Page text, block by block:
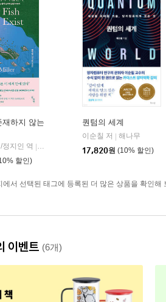
재하지 않는
정지인 역 |
할인)
퀀텀의 세계
이순칠 저 | 해나무
17,820원 (10% 할인)
에서 선택된 태그에 등록된 더 많은 상품을 확인해
이벤트 (6개)